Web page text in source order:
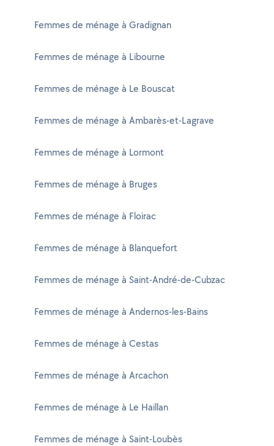
Femmes de ménage à Gradignan
Femmes de ménage à Libourne
Femmes de ménage à Le Bouscat
Femmes de ménage à Ambarès-et-Lagrave
Femmes de ménage à Lormont
Femmes de ménage à Bruges
Femmes de ménage à Floirac
Femmes de ménage à Blanquefort
Femmes de ménage à Saint-André-de-Cubzac
Femmes de ménage à Andernos-les-Bains
Femmes de ménage à Cestas
Femmes de ménage à Arcachon
Femmes de ménage à Le Haillan
Femmes de ménage à Saint-Loubès